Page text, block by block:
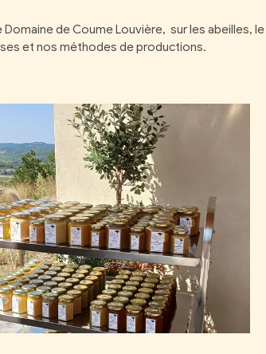
Domaine de Coume Louvière, sur les abeilles,
et nos méthodes de productions.